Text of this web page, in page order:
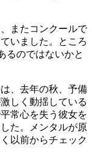
またコンクールで
いました。ところ
るのではないかと
、去年の秋、予備
しく動揺している
常心を失う彼女を
た。メンタルが原
以前からチェック